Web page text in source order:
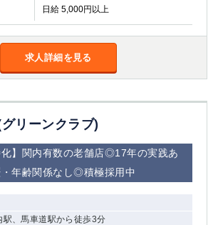
日給 5,000円以上
求人詳細を見る
リーンクラブ)
化】関内有数の老舗店◎17年の実践あ
・年齢関係なし◎積極採用中
駅、馬車道駅から徒歩3分